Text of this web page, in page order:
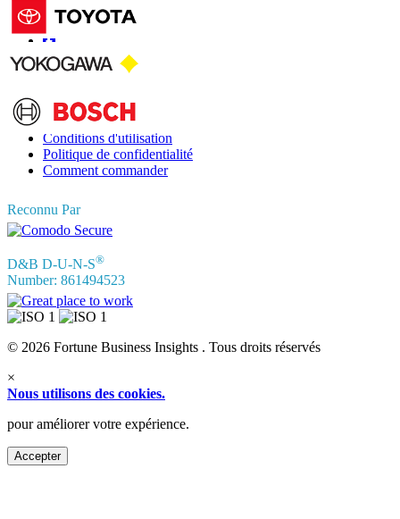
Informations
FAQ
Témoignages
Conditions d'utilisation
Politique de confidentialité
Comment commander
Reconnu Par
D&B D-U-N-S®
Number: 861494523
© 2026 Fortune Business Insights . Tous droits réservés
×
Nous utilisons des cookies.
pour améliorer votre expérience.
Accepter